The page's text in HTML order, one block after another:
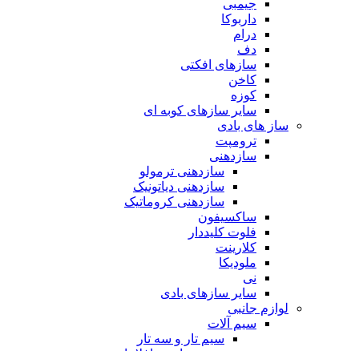
جیمبی
داربوکا
درام
دف
سازهای افکتی
کاخن
کوزه
سایر سازهای کوبه ای
ساز های بادی
ترومپت
سازدهنی
سازدهنی ترمولو
سازدهنی دیاتونیک
سازدهنی کروماتیک
ساکسیفون
فلوت کلیددار
کلارینت
ملودیکا
نی
سایر سازهای بادی
لوازم جانبی
سیم آلات
سیم تار و سه تار